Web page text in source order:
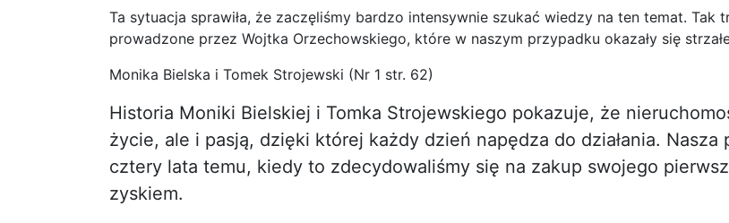
Ta sytuacja sprawiła, że zaczęliśmy bardzo intensywnie szukać wiedzy na ten temat.
prowadzone przez Wojtka Orzechowskiego, które w naszym przypadku okazały się
Monika Bielska i Tomek Strojewski (Nr 1 str. 62)
Historia Moniki Bielskiej i Tomka Strojewskiego pokazuje, że
życie, ale i pasją, dzięki której każdy dzień napędza do działania. Nasza
cztery lata temu, kiedy to zdecydowaliśmy się na zakup swojego
zyskiem.